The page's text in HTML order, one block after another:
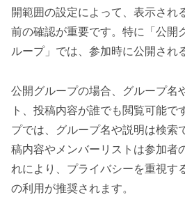
開範囲の設定によって、表示され
前の確認が重要です。特に「公開
ループ」では、参加時に公開され
公開グループの場合、グループ名
ト、投稿内容が誰でも閲覧可能で
プでは、グループ名や説明は検索
稿内容やメンバーリストは参加者
れにより、プライバシーを重視す
の利用が推奨されます。